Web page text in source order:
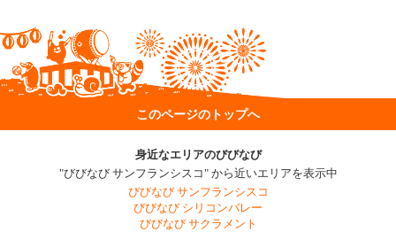
このページのトップへ
身近なエリアのびびなび
"びびなび サンフランシスコ" から近いエリアを表示中
びびなび サンフランシスコ
びびなび シリコンバレー
びびなび サクラメント